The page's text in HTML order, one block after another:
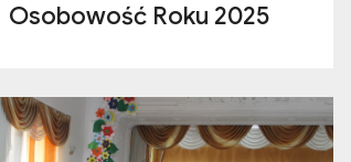
Wyobraźni”
Osobowość Roku 2025